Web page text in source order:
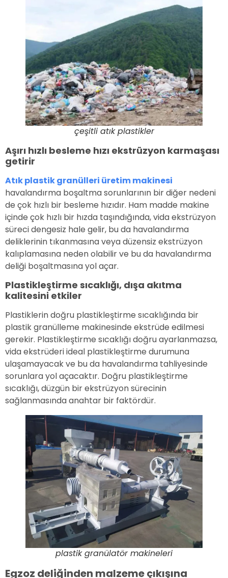
çeşitli atık plastikler
Aşırı hızlı besleme hızı ekstrüzyon karmaşası
getirir
Atık plastik granülleri üretim makinesi
havalandırma boşaltma sorunlarının bir diğer nedeni
de çok hızlı bir besleme hızıdır. Ham madde makine
içinde çok hızlı bir hızda taşındığında, vida ekstrüzyon
süreci dengesiz hale gelir, bu da havalandırma
deliklerinin tıkanmasına veya düzensiz ekstrüzyon
kalıplamasına neden olabilir ve bu da havalandırma
deliği boşaltmasına yol açar.
Plastikleştirme sıcaklığı, dışa akıtma
kalitesini etkiler
Plastiklerin doğru plastikleştirme sıcaklığında bir
plastik granülleme makinesinde ekstrüde edilmesi
gerekir. Plastikleştirme sıcaklığı doğru ayarlanmazsa,
vida ekstrüderi ideal plastikleştirme durumuna
ulaşamayacak ve bu da havalandırma tahliyesinde
sorunlara yol açacaktır. Doğru plastikleştirme
sıcaklığı, düzgün bir ekstrüzyon sürecinin
sağlanmasında anahtar bir faktördür.
plastik granülatör makineleri
Egzoz deliğinden malzeme çıkışına